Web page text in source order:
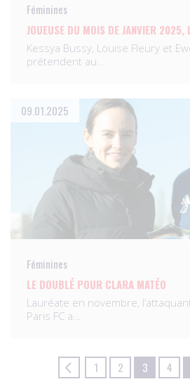
Féminines
JOUEUSE DU MOIS DE JANVIER 2025,
Kessya Bussy, Louise Fleury et
prétendent au…
09.01.2025
Féminines
LE DOUBLÉ POUR CLARA MATÉO
Lauréate en novembre,
Paris FC a…
1 2 3 4